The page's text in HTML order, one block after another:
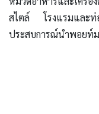
สไตล์ โรงแรมและท่
ประสบการณ์นำพอยท์